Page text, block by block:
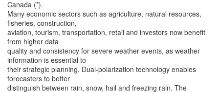
Canada (*).
Many economic sectors such as agriculture, natural resources,
fisheries, construction,
aviation, tourism, transportation, retail and investors now benefit
from higher data
quality and consistency for severe weather events, as weather
information is essential to
their strategic planning. Dual-polarization technology enables
forecasters to better
distinguish between rain, snow, hail and freezing rain. The